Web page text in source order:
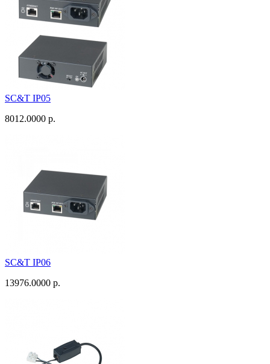
SC&T IP05
8012.0000 р.
SC&T IP06
13976.0000 р.